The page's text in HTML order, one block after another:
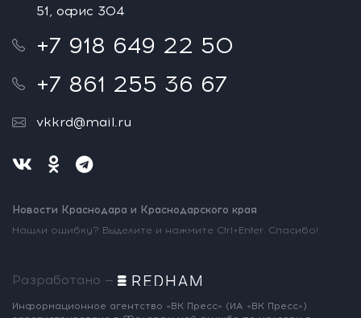
51, офис 304
+7 918 649 22 50
+7 861 255 36 67
vkkrd@mail.ru
Новости Краснодара и Краснодарского края
Нашли ошибку? Выделите и нажмите Ctrl+Enter. Спасибо!
Разработано —
Информационное агентство «ВК Пресс» (ИА «ВК Пресс»)